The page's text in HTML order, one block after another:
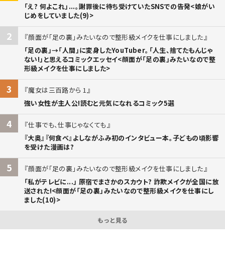
「え? 何よこれ」...。謝罪後に待ち受けていたSNSでの告発<娘がい
じめをしていました(9)>
2
顔面が「足の裏」みたいなので整形級メイクを仕事にしました
「足の裏」→「人間」に変身したYouTuber。「人生、捨てたもんじゃ
ない!」と思えるコミックエッセイ<顔面が「足の裏」みたいなので整
形級メイクを仕事にしました>
3
魔女は三百路から 1
強い女性が主人公!読むと元気になれるコミック5選
4
仕事でも、仕事じゃなくても
『大奥』『何食べ』よしながふみ初のインタビュー本。子どもの頃影響
を受けた漫画は?
5
顔面が「足の裏」みたいなので整形級メイクを仕事にしました
「私がテレビに...」 原宿でまさかのスカウト? 詐欺メイクが全国に放
送された!<顔面が「足の裏」みたいなので整形級メイクを仕事にし
ました(10)>
もっと見る